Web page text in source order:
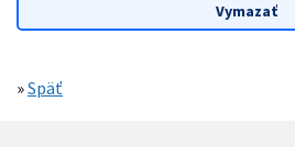
»Späť